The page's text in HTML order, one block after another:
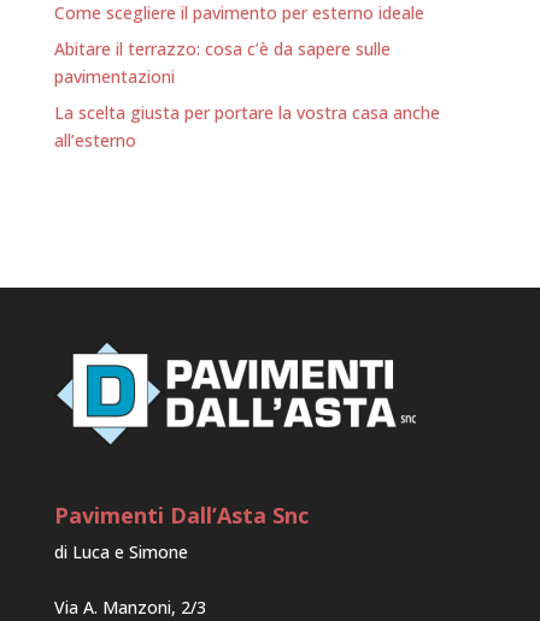
Come scegliere il pavimento per esterno ideale
Abitare il terrazzo: cosa c’è da sapere sulle
pavimentazioni
La scelta giusta per portare la vostra casa anche
all’esterno
Pavimenti Dall’Asta Snc
di Luca e Simone
Via A. Manzoni, 2/3